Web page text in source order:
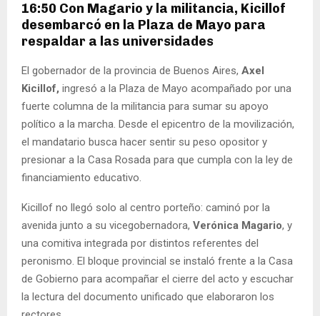
16:50 Con Magario y la militancia, Kicillof
desembarcó en la Plaza de Mayo para
respaldar a las universidades
El gobernador de la provincia de Buenos Aires, Axel
Kicillof, ingresó a la Plaza de Mayo acompañado por una
fuerte columna de la militancia para sumar su apoyo
político a la marcha. Desde el epicentro de la movilización,
el mandatario busca hacer sentir su peso opositor y
presionar a la Casa Rosada para que cumpla con la ley de
financiamiento educativo.
Kicillof no llegó solo al centro porteño: caminó por la
avenida junto a su vicegobernadora, Verónica Magario, y
una comitiva integrada por distintos referentes del
peronismo. El bloque provincial se instaló frente a la Casa
de Gobierno para acompañar el cierre del acto y escuchar
la lectura del documento unificado que elaboraron los